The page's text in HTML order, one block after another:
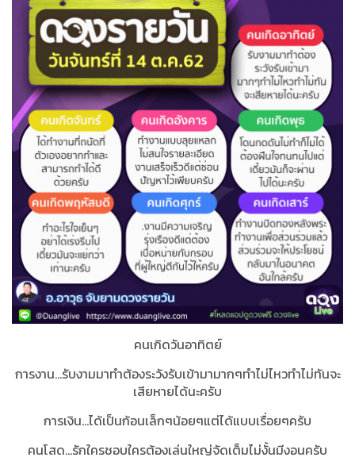
คนเกิดวันอาทิตย์
การงาน...รับงามมาทำต้องระวังรับเข้ามามากๆทำไม่ไหวทำไม่ทันจะ
เสียหายได้นะครับ
การเงิน...ได้เป็นก้อนเล็กๆน้อยๆแต่ได้แบบเรื่อยๆครับ
คนโสด...รักใครชอบใครต้องเล่นใหญ่จัดเต็มไม่งั้นมีงอนครับ